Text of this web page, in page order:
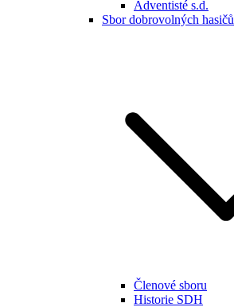
Adventisté s.d.
Sbor dobrovolných hasičů
Členové sboru
Historie SDH